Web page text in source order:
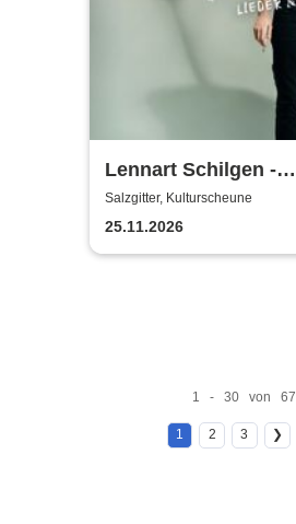
Lennart Schilgen -
Abwesenheitsnotizen
Salzgitter, Kulturscheune
25.11.2026
1 - 30 von 67
1 2 3 ❯